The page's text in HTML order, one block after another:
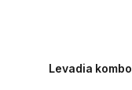
Levadia kombo